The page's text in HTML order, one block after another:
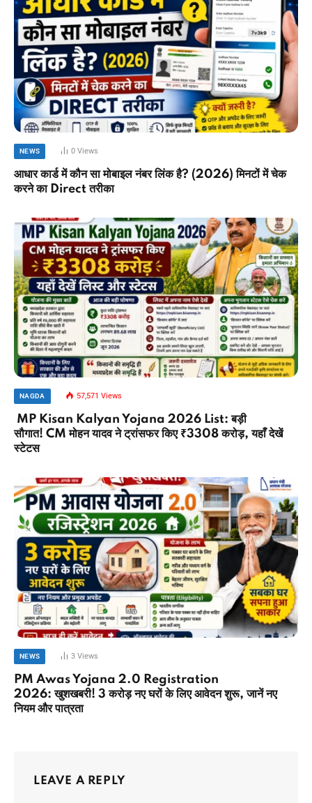
NEWS 0Views
आधार कार्ड में कौन सा मोबाइल नंबर लिंक है? (2026) मिनटों में चेक
करने का Direct तरीका
NAGDA 57,571 Views
MP Kisan Kalyan Yojana 2026 List: बड़ी
सौगात! CM मोहन यादव ने ट्रांसफर किए ₹3308 करोड़, यहाँ देखें
स्टेटस
NEWS 3Views
PM Awas Yojana 2.0 Registration
2026: खुशखबरी! 3 करोड़ नए घरों के लिए आवेदन शुरू, जानें नए
नियम और पात्रता
LEAVE A REPLY